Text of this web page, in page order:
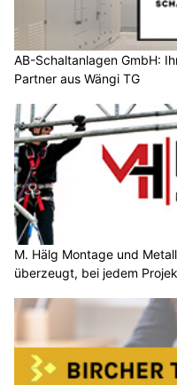
AB-Schaltanlagen GmbH:
Partner aus Wängi TG
M. Hälg Montage und
überzeugt, bei jedem